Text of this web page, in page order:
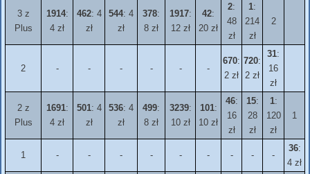
3 z
Plus
1914:
4 zł
462: 4
zł
544: 4
zł
378:
8 zł
1917:
12 zł
42:
20 zł
2:
48
zł
1:
214
zł
2
2 - - - - - -
670:
2 zł
720:
2 zł
31:
16
zł
2 z
Plus
1691:
4 zł
501: 4
zł
536: 4
zł
499:
8 zł
3239:
10 zł
101:
10 zł
46:
16
zł
15:
28
zł
1:
120
zł
1
1 - - - - - - - - -
36:
4 zł